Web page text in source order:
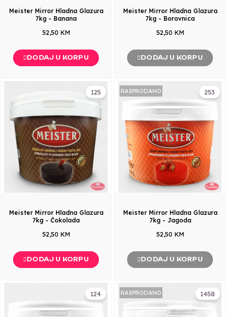
Meister Mirror Hladna Glazura
7kg - Banana
52,50 KM
DODAJ U KORPU
Meister Mirror Hladna Glazura
7kg - Borovnica
52,50 KM
DODAJ U KORPU
125
Meister Mirror Hladna Glazura
7kg - Čokolada
52,50 KM
DODAJ U KORPU
253
RASPRODANO
Meister Mirror Hladna Glazura
7kg - Jagoda
52,50 KM
DODAJ U KORPU
124 1458
RASPRODANO